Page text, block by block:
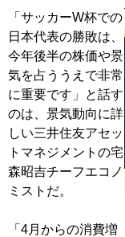
「サッカーW杯での
日本代表の勝敗は、
今年後半の株価や景
気を占ううえで非常
に重要です」と話す
のは、景気動向に詳
しい三井住友アセッ
トマネジメントの宅
森昭吉チーフエコノ
ミストだ。
「4月からの消費増